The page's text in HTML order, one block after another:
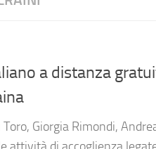
a distanza
Giorgia Rimondi,